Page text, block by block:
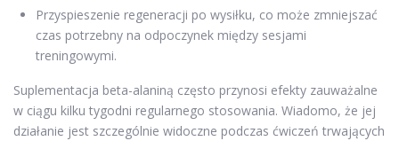
Przyspieszenie regeneracji po wysiłku, co może zmniejszać
czas potrzebny na odpoczynek między sesjami
treningowymi.
Suplementacja beta-alaniną często przynosi efekty zauważalne
w ciągu kilku tygodni regularnego stosowania. Wiadomo, że jej
działanie jest szczególnie widoczne podczas ćwiczeń trwających